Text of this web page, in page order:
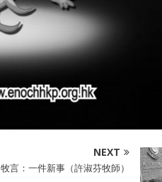
NEXT
牧言：一件新事（許淑芬牧師）